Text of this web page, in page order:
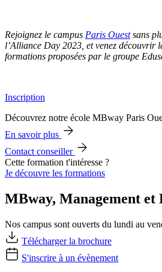
Rejoignez le campus Paris Ouestsans
l’Alliance Day 2023, et venez découvrir
formations proposées par le groupe
Inscription
Découvrez notre école MBway Paris
En savoir plus
Contact conseiller
Cette formation t'intéresse ?
Je découvre les formations
MBway, Management et
Nos campus sont ouverts du lundi au
Télécharger la brochure
S'inscrire à un évènement